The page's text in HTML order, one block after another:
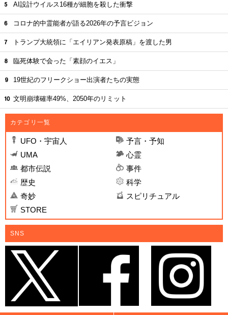
AI設計ウイルス16種が細胞を殺した衝撃
コロナ的中霊能者が語る2026年の予言ビジョン
トランプ大統領に「エイリアン発表原稿」を渡した男
臨死体験で会った「素顔のイエス」
19世紀のフリークショー出演者たちの実態
文明崩壊確率49%、2050年のリミット
カテゴリ一覧
UFO・宇宙人
予言・予知
UMA
心霊
都市伝説
事件
歴史
科学
奇妙
スピリチュアル
STORE
SNS